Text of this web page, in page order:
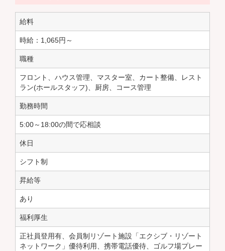
給料
時給： 1,065円～
職種
フロント、ハウス管理、マスター室、カート整備、レスト
ラン(ホールスタッフ)、厨房、コース管理
勤務時間
5:00～18:00の間で応相談
休日
シフト制
昇給等
あり
福利厚生
正社員登用有、会員制リゾート施設「エクシブ・リゾート
ネットワーク」優待利用、携帯電話優待、ゴルフ場プレー